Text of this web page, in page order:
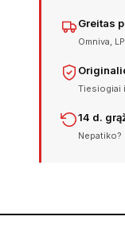
Greitas
Omniva,
Tiesiogiai
14 d.
Nepatiko?